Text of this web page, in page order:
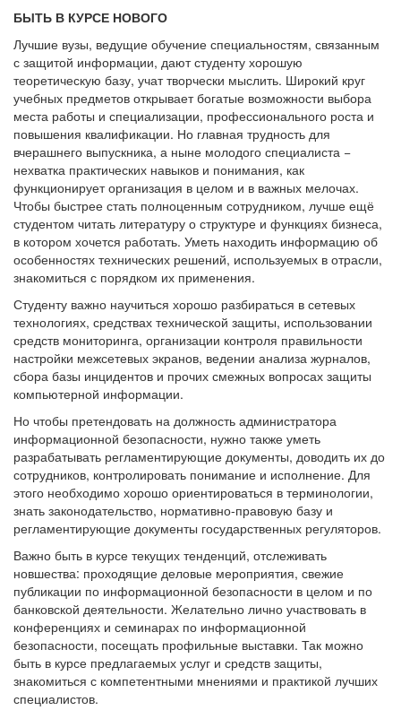
БЫТЬ В КУРСЕ НОВОГО
Лучшие вузы, ведущие обучение специальностям, связанным
с защитой информации, дают студенту хорошую
теоретическую базу, учат творчески мыслить. Широкий круг
учебных предметов открывает богатые возможности выбора
места работы и специализации, профессионального роста и
повышения квалификации. Но главная трудность для
вчерашнего выпускника, а ныне молодого специалиста −
нехватка практических навыков и понимания, как
функционирует организация в целом и в важных мелочах.
Чтобы быстрее стать полноценным сотрудником, лучше ещё
студентом читать литературу о структуре и функциях бизнеса,
в котором хочется работать. Уметь находить информацию об
особенностях технических решений, используемых в отрасли,
знакомиться с порядком их применения.
Студенту важно научиться хорошо разбираться в сетевых
технологиях, средствах технической защиты, использовании
средств мониторинга, организации контроля правильности
настройки межсетевых экранов, ведении анализа журналов,
сбора базы инцидентов и прочих смежных вопросах защиты
компьютерной информации.
Но чтобы претендовать на должность администратора
информационной безопасности, нужно также уметь
разрабатывать регламентирующие документы, доводить их до
сотрудников, контролировать понимание и исполнение. Для
этого необходимо хорошо ориентироваться в терминологии,
знать законодательство, нормативно-правовую базу и
регламентирующие документы государственных регуляторов.
Важно быть в курсе текущих тенденций, отслеживать
новшества: проходящие деловые мероприятия, свежие
публикации по информационной безопасности в целом и по
банковской деятельности. Желательно лично участвовать в
конференциях и семинарах по информационной
безопасности, посещать профильные выставки. Так можно
быть в курсе предлагаемых услуг и средств защиты,
знакомиться с компетентными мнениями и практикой лучших
специалистов.